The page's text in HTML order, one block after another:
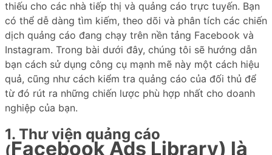
thiếu cho các nhà tiếp thị và quảng cáo trực tuyến. Bạn
có thể dễ dàng tìm kiếm, theo dõi và phân tích các chiến
dịch quảng cáo đang chạy trên nền tảng Facebook và
Instagram. Trong bài dưới đây, chúng tôi sẽ hướng dẫn
bạn cách sử dụng công cụ mạnh mẽ này một cách hiệu
quả, cũng như cách kiểm tra quảng cáo của đối thủ để
từ đó rút ra những chiến lược phù hợp nhất cho doanh
nghiệp của bạn.
1. Thư viện quảng cáo
(Facebook Ads Library) là